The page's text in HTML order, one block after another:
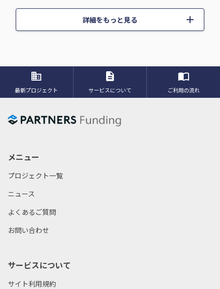
ミュレーションです。
銀行の定期預金に100万円を預けても、利回り0.01%では1年後に
得られるのは100円にしかなりませんが、パートナーズクラウドフ
能性があります。
回りであり、将来の運用成果を保証するものではありません。
詳細をもっと見る add
投資するプロジェクトが決まったら、応募口数を選択した
・契約成立前書面
・電子取引に係る重要事項等説明書
上記をご確認いただけますと、応募ボタンがクリックできる
STEP5 抽選
プロジェクトに出資できる方は抽選によって決定します。
お知らせおよびメールにてご連絡いたします。
STEP6 出資確定
当選されたお客様は、応募いただいたプロジェクトの詳細か
business
最新プロジェクト
description
サービスについて
import_contacts
ご利用の流れ
メニュー
プロジェクト一覧
ニュース
よくあるご質問
お問い合わせ
サービスについて
サイト利用規約